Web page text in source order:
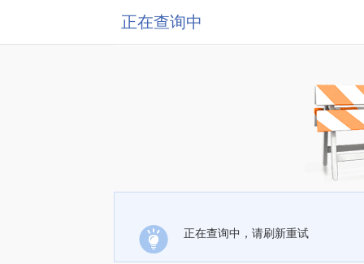
正在查询中
正在查询中，请刷新重试